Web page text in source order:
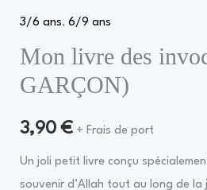
3/6 ans, 6/9 ans
Mon livre des
GARÇON)
3,90€ + Frais de port
Un joli petit livre conçu
souvenir d’Allah tout au long de la